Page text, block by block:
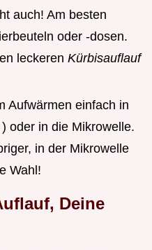
auch! Am besten
oder -dosen.
leckeren Kürbisauflauf
Aufwärmen einfach in
) oder in die Mikrowelle.
in der Mikrowelle
Wahl!
Deine